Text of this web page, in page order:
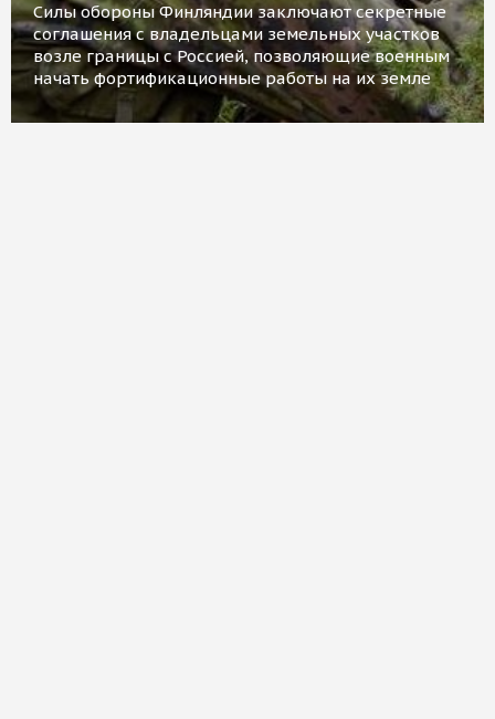
Силы обороны Финляндии заключают секретные
соглашения с владельцами земельных участков
возле границы с Россией, позволяющие военным
начать фортификационные работы на их земле